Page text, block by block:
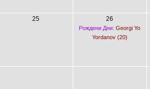
25 26
Рождени Дни: Georgi Yo
Yordanov (20)